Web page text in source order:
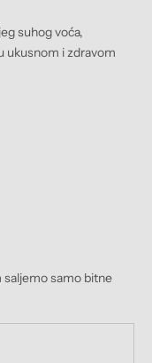
suhog voća,
ukusnom i zdravom
saljemo samo bitne